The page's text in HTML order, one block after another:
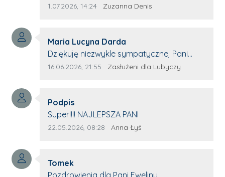
Korzystamy z moim pieskiem z jej pomocy
Data dodania komentarza:
1.07.2026, 14:24 Źródło komentarza:
Zuzanna Denis
Autor komentarza:
Maria Lucyna Darda
Treść komentarza:
Dziękuję niezwykle sympatycznej Pani
redaktor Annie Niderla-Kadach za
którym trema odbierała głos.
Data dodania komentarza:
16.06.2026, 21:55 Źródło komentarza:
Zasłużeni dla Lubyczy
Autor komentarza:
Podpis
Treść komentarza:
Super!!!! NAJLEPSZA PANI
Data dodania komentarza:
22.05.2026, 08:28 Źródło komentarza:
Anna Łyś
Autor komentarza:
Tomek
Treść komentarza:
Pozdrowienia dla Pani Eweliny